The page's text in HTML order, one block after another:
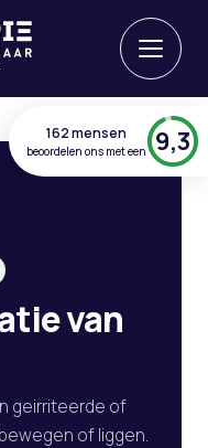
162 mensen
beoordelen ons met een 9,3
van
geirriteerde of
of liggen.